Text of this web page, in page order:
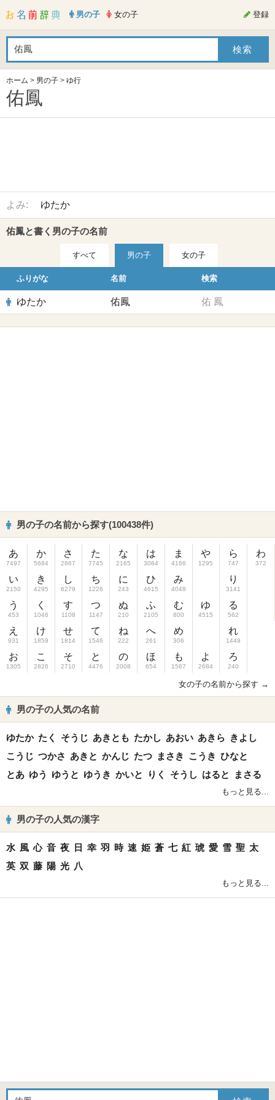
男の子 女の子 登録
ホーム > 男の子 > ゆ行
佑鳳
よみ: ゆたか
佑鳳と書く男の子の名前
すべて 男の子 女の子
ふりがな 名前 検索
ゆたか 佑鳳 佑 鳳
男の子の名前から探す(100438件)
あ
7497
い
2150
う
453
え
931
お
1305
か
5684
き
4295
く
1046
け
1859
こ
2826
さ
2867
し
6279
す
1108
せ
1814
そ
2710
た
7745
ち
1226
つ
1147
て
1546
と
4476
な
2165
に
243
ぬ
210
ね
222
の
2008
は
3084
ひ
4615
ふ
2105
へ
261
ほ
654
ま
4166
み
4048
む
800
め
306
も
1567
や
1295
ゆ
4515
よ
2684
ら
747
り
3141
る
562
れ
1449
ろ
240
わ
372
女の子の名前から探す →
男の子の人気の名前
ゆたか たく そうじ あきとも たかし あおい あきら きよし
こうじ つかさ あきと かんじ たつ まさき こうき ひなと
とあ ゆう ゆうと ゆうき かいと りく そうし はると まさる
もっと見る...
男の子の人気の漢字
水 風 心 音 夜 日 幸 羽 時 速 姫 蒼 七 紅 琥 愛 雪 聖 太
英 双 藤 陽 光 八
もっと見る...